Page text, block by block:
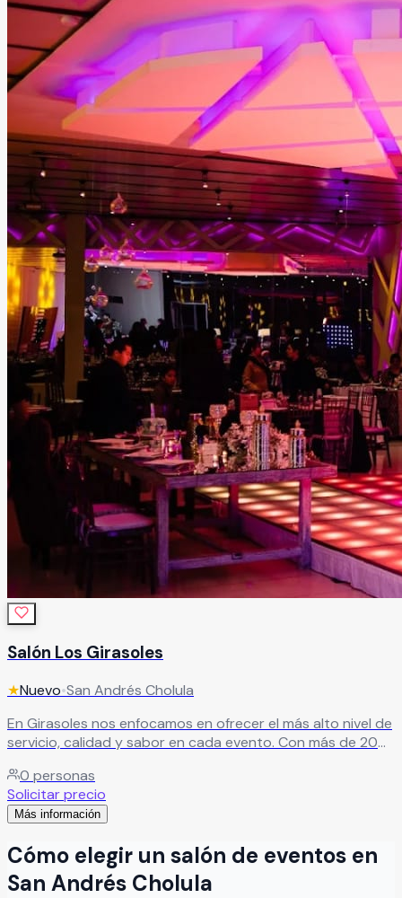
Salón Los Girasoles
★Nuevo•San Andrés Cholula
En Girasoles nos enfocamos en ofrecer el más alto nivel de
servicio, calidad y sabor en cada evento. Con más de 20
experiencias memorables, superando las expectativas de
nuestros clientes en cada celebración.
0 personas
Solicitar precio
Más información
Cómo elegir un salón de eventos en
San Andrés Cholula